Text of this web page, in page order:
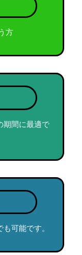
方
期間に最適で
可能です。